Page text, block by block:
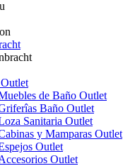
de Baño Outlet
Baño Outlet
Sanitaria Outlet
y Mamparas Outlet
Outlet
Outlet